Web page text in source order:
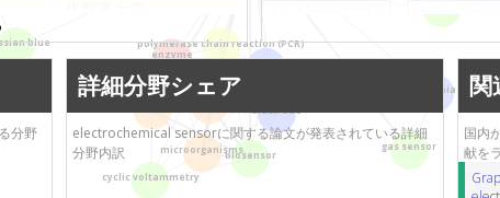
biosensor
microorganisms gas sensor
electrode
enzyme
polymerase chain reaction (PCR)
zirconia
blue
cyclic voltammetry
さきがけ（科学技術振
興機構：JST）
慶応義塾大学
tyrosinase
チロシナーゼ urea
過酸化水素
cyclic voltammetry
サイクリックボ
amperometry
電流測定
ボロンドープダイヤモンド
oxygen
分野
詳細分野シェア
electrochemical sensorに関する論文が発表されている詳細
分野内訳
関
国内
献を